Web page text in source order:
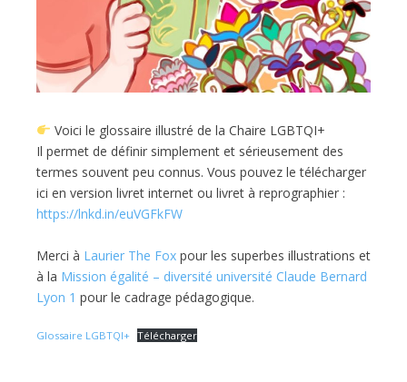
Voici le glossaire illustré de la Chaire LGBTQI+
Il permet de définir simplement et sérieusement des
termes souvent peu connus. Vous pouvez le télécharger
ici en version livret internet ou livret à reprographier :
https://lnkd.in/euVGFkFW
Merci à Laurier The Fox pour les superbes illustrations et
à la Mission égalité – diversité université Claude Bernard
Lyon 1 pour le cadrage pédagogique.
Glossaire LGBTQI+ Télécharger